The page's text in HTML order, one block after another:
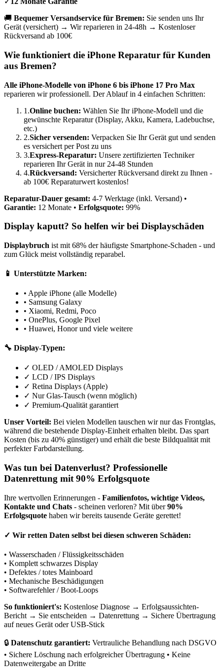
🚚 Bequemer Versandservice für Bremen: Sie senden uns Ihr
Gerät (versichert) → Wir reparieren in 24-48h → Kostenloser
Rückversand ab 100€
Wie funktioniert die iPhone Reparatur für Kunden
aus Bremen?
Alle iPhone-Modelle von iPhone 6 bis iPhone 17 Pro Max
reparieren wir professionell. Der Ablauf in 4 einfachen Schritten:
1.Online buchen: Wählen Sie Ihr iPhone-Modell und die
gewünschte Reparatur (Display, Akku, Kamera, Ladebuchse,
etc.)
2.Sicher versenden: Verpacken Sie Ihr Gerät gut und senden
es versichert per Post zu uns
3.Express-Reparatur: Unsere zertifizierten Techniker
reparieren Ihr Gerät in nur 24-48 Stunden
4.Rückversand: Versicherter Rückversand direkt zu Ihnen -
ab 100€ Reparaturwert kostenlos!
Reparatur-Dauer gesamt: 4-7 Werktage (inkl. Versand) •
Garantie: 12 Monate • Erfolgsquote: 99%
Display kaputt? So helfen wir bei Displayschäden
Displaybruch ist mit 68% der häufigste Smartphone-Schaden - und
zum Glück meist vollständig reparabel.
📱 Unterstützte Marken:
• Apple iPhone (alle Modelle)
• Samsung Galaxy
• Xiaomi, Redmi, Poco
• OnePlus, Google Pixel
• Huawei, Honor und viele weitere
🔧 Display-Typen:
✓ OLED / AMOLED Displays
✓ LCD / IPS Displays
✓ Retina Displays (Apple)
✓ Nur Glas-Tausch (wenn möglich)
✓ Premium-Qualität garantiert
Unser Vorteil: Bei vielen Modellen tauschen wir nur das Frontglas,
während die bestehende Display-Einheit erhalten bleibt. Das spart
Kosten (bis zu 40% günstiger) und erhält die beste Bildqualität mit
perfekter Farbdarstellung.
Was tun bei Datenverlust? Professionelle
Datenrettung mit 90% Erfolgsquote
Ihre wertvollen Erinnerungen - Familienfotos, wichtige Videos,
Kontakte und Chats - scheinen verloren? Mit über90%
Erfolgsquote haben wir bereits tausende Geräte gerettet!
✓ Wir retten Daten selbst bei diesen schweren Schäden:
• Wasserschaden / Flüssigkeitsschäden
• Komplett schwarzes Display
• Defektes / totes Mainboard
• Mechanische Beschädigungen
• Softwarefehler / Boot-Loops
So funktioniert's: Kostenlose Diagnose → Erfolgsaussichten-
Bericht → Sie entscheiden → Datenrettung → Sichere Übertragung
auf neues Gerät oder USB-Stick
🔒 Datenschutz garantiert: Vertrauliche Behandlung nach DSGVO
• Sichere Löschung nach erfolgreicher Übertragung • Keine
Datenweitergabe an Dritte